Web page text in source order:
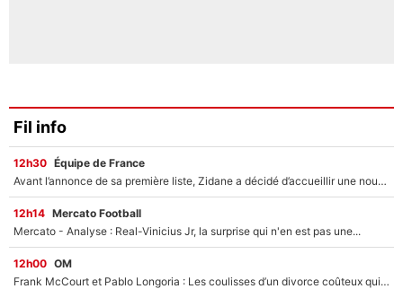
Fil info
12h30 Équipe de France
Avant l’annonce de sa première liste, Zidane a décidé d’accueillir une nouvelle tête en équipe de France
12h14 Mercato Football
Mercato - Analyse : Real-Vinicius Jr, la surprise qui n'en est pas une...
12h00 OM
Frank McCourt et Pablo Longoria : Les coulisses d’un divorce coûteux qui ruine l’OM à petit feu…